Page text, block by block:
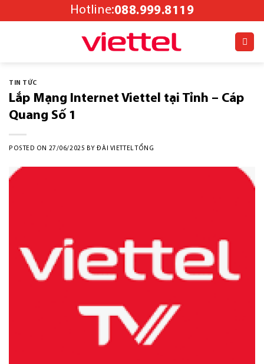
to
Hotline:088.999.8119
TIN TỨC
Lắp Mạng Internet Viettel tại Tỉnh – Cáp
Quang Số 1
POSTED ON 27/06/2025 BYĐÀI VIETTEL TỔNG